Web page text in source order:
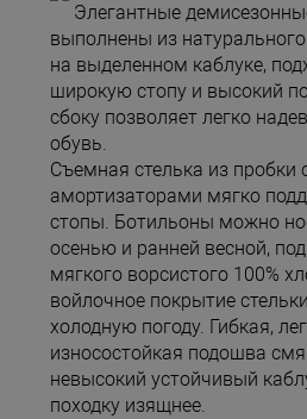
Элегантные
выполнены из
на выделенном каблуке,
широкую стопу и высокий
сбоку позволяет легко
обувь.
Съемная стелька из пробки
амортизаторами мягко
стопы. Ботильоны можно
осенью и ранней весной,
мягкого ворсистого 100%
войлочное покрытие
холодную погоду. Гибкая,
износостойкая подошва
невысокий устойчивый
походку изящнее.